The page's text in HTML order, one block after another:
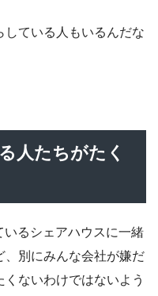
ている人もいるんだな
人たちがたく
いるシェアハウスに一緒
、別にみんな会社が嫌だ
ないわけではないよう